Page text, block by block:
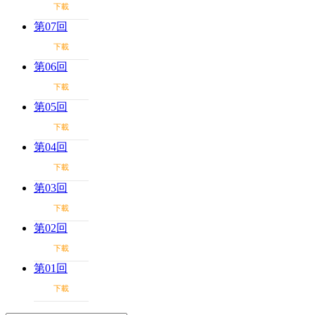
下載
第07回
下載
第06回
下載
第05回
下載
第04回
下載
第03回
下載
第02回
下載
第01回
下載